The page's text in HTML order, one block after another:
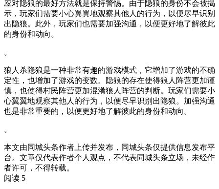
应对隐狼的最好方法就是保持警惕。由于隐狼的身份不会被揭
示，玩家们需要小心翼翼地观察其他人的行为，以便尽早识别
出隐狼。此外，玩家们也需要加强沟通，以便更好地了解彼此
的身份和动向。
。
狼人杀隐狼是一种非常有趣的游戏模式，它增加了游戏的不确
定性，也增加了游戏的变数。隐狼的存在使得狼人阵营更加谨
慎，也使得村民阵营更加混淆狼人阵营的判断。玩家们需要小
心翼翼地观察其他人的行为，以便尽早识别出隐狼。加强沟通
也是非常重要的，以便更好地了解彼此的身份和动向。
。
本文由同城头条作者上传并发布，同城头条仅提供信息发布平
台。文章仅代表作者个人观点，不代表同城头条立场，未经作
者许可，不得转载。
阅读 5